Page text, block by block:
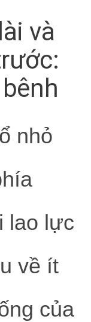
và
nhỏ
lao lực
về ít
của